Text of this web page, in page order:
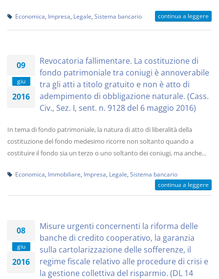
Economica Impresa Legale Sistema bancario continua a leggere
09
giu
2016
Revocatoria fallimentare. La costituzione di
fondo patrimoniale tra coniugi è annoverabile
tra gli atti a titolo gratuito e non è atto di
adempimento di obbligazione naturale. (Cass.
Civ., Sez. I, sent. n. 9128 del 6 maggio 2016)
In tema di fondo patrimoniale, la natura di atto di liberalità della
costituzione del fondo medesimo ricorre non soltanto quando a
costituire il fondo sia un terzo o uno soltanto dei coniugi, ma anche...
Economica Immobiliare Impresa Legale Sistema bancario
continua a leggere
08
giu
2016
Misure urgenti concernenti la riforma delle
banche di credito cooperativo, la garanzia
sulla cartolarizzazione delle sofferenze, il
regime fiscale relativo alle procedure di crisi e
la gestione collettiva del risparmio. (DL 14